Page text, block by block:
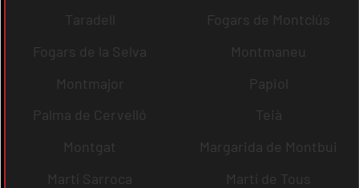
Taradell
Fogars de Montclús
Fogars de la Selva
Montmaneu
Montmajor
Papiol
Palma de Cervelló
Teià
Montgat
Margarida de Montbui
Martí Sarroca
Martí de Tous